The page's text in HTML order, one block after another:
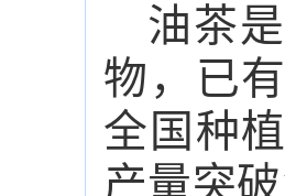
油茶
物，已
全国种
产量突